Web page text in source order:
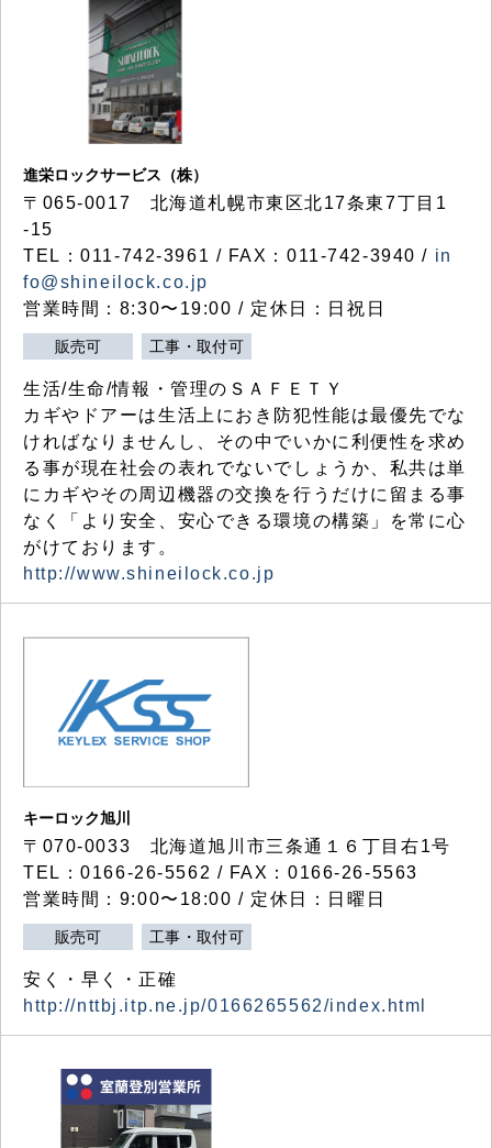
進栄ロックサービス（株）
〒065-0017 北海道札幌市東区北17条東7丁目1
-15
TEL：011-742-3961 / FAX：011-742-3940 / in
fo@shineilock.co.jp
営業時間：8:30〜19:00 / 定休日：日祝日
販売可 工事・取付可
生活/生命/情報・管理のＳＡＦＥＴＹ
カギやドアーは生活上におき防犯性能は最優先でな
ければなりませんし、その中でいかに利便性を求め
る事が現在社会の表れでないでしょうか、私共は単
にカギやその周辺機器の交換を行うだけに留まる事
なく「より安全、安心できる環境の構築」を常に心
がけております。
http://www.shineilock.co.jp
キーロック旭川
〒070-0033 北海道旭川市三条通１６丁目右1号
TEL：0166-26-5562 / FAX：0166-26-5563
営業時間：9:00〜18:00 / 定休日：日曜日
販売可 工事・取付可
安く・早く・正確
http://nttbj.itp.ne.jp/0166265562/index.html